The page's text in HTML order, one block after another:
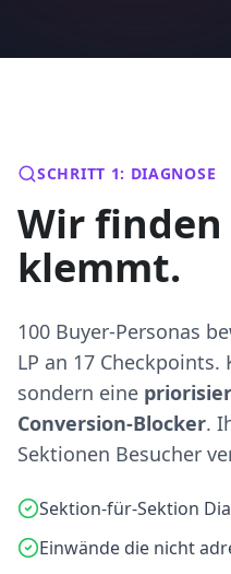
SCHRITT 1: DIAGNOSE
Wir finden
klemmt.
100 Buyer-Personas
LP an 17
sondern eine
Conversion-Blocker.
Sektionen Besucher
Sektion-für-Sektion
Einwände die nicht